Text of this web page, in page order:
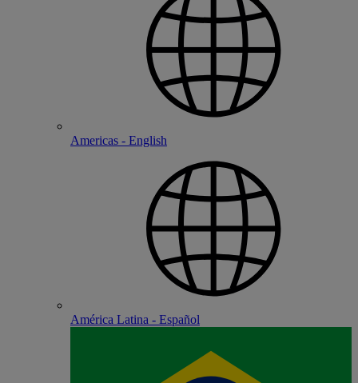
Americas - English
América Latina - Español